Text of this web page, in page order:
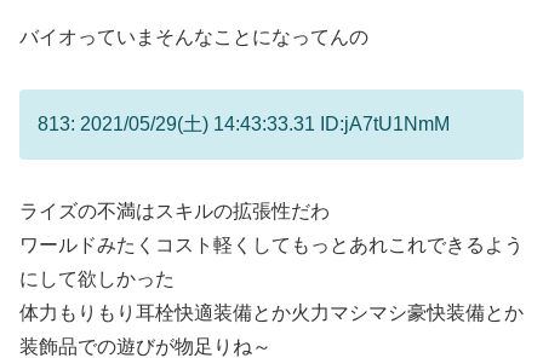
バイオっていまそんなことになってんの
813: 2021/05/29(土) 14:43:33.31 ID:jA7tU1NmM
ライズの不満はスキルの拡張性だわ
ワールドみたくコスト軽くしてもっとあれこれできるよう
にして欲しかった
体力もりもり耳栓快適装備とか火力マシマシ豪快装備とか
装飾品での遊びが物足りね～